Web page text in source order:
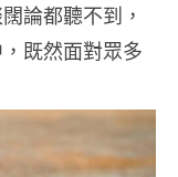
論都聽不到，
既然面對眾多